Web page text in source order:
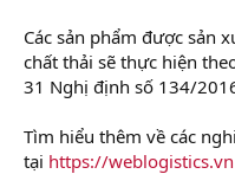
Các sản phẩm được sản
chất thải sẽ thực hiện
31 Nghị định số 134/
Tìm hiểu thêm về các
tại https://weblogistics.vn